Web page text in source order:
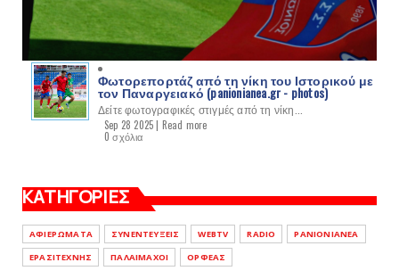
Φωτορεπορτάζ από τη νίκη του Ιστορικού με
τον Παναργειακό (panionianea.gr - photos)
Δείτε φωτογραφικές στιγμές από τη νίκη...
Sep 28 2025 | Read more
0 σχόλια
ΚΑΤΗΓΟΡΙΕΣ
ΑΦΙΕΡΩΜΑΤΑ ΣΥΝΕΝΤΕΥΞΕΙΣ WEBTV RADIO
PANIONIANEA
ΕΡΑΣΙΤΕΧΝΗΣ
ΠΑΛΑΙΜΑΧΟΙ ΟΡΦΕΑΣ